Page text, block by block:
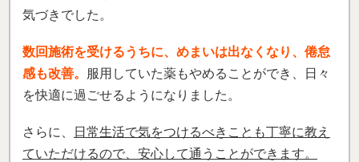
気づきでした。
数回施術を受けるうちに、めまいは出なくなり、倦怠
感も改善。
服用していた薬もやめることができ、日々
を快適に過ごせるようになりました。
さらに、
日常生活で気をつけるべきことも丁寧に教え
ていただけるので、安心して通うことができます。